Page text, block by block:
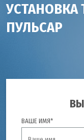
УСТАНОВКА
ПУЛЬСАР
ВАШЕ ИМЯ*